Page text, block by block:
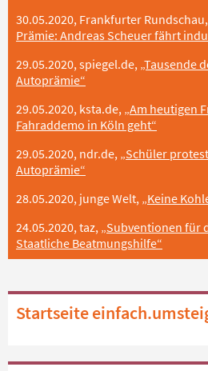
30.05.2020, Frankfurter Rundschau,
Prämie: Andreas Scheuer fährt
29.05.2020, spiegel.de, „Tausende
Autoprämie“
29.05.2020, ksta.de, „Am heutigen
Fahraddemo in Köln geht“
29.05.2020, ndr.de, „Schüler
Autoprämie“
28.05.2020, junge Welt, „Keine
24.05.2020, taz, „Subventionen für
Staatliche Beatmungshilfe“
Startseite